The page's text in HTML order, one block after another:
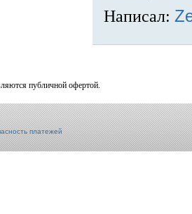
Написал:
публичной офертой.
платежей